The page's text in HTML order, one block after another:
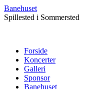
Banehuset
Spillested i Sommersted
Forside
Koncerter
Galleri
Sponsor
Banehuset